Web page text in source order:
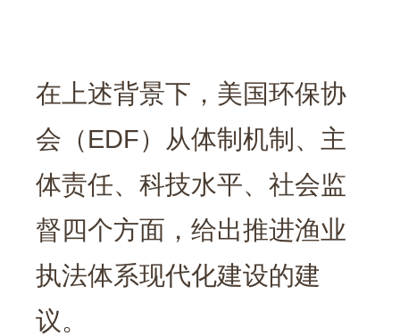
在上述背景下，美国环保协
会（EDF）从体制机制、主
体责任、科技水平、社会监
督四个方面，给出推进渔业
执法体系现代化建设的建
议。